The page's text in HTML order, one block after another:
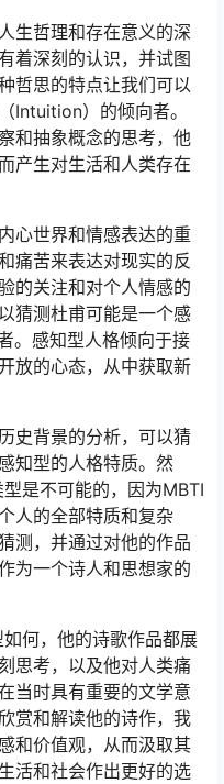
生哲理和存在意义的深
着深刻的认识，并试图
哲思的特点让我们可以
Intuition）的倾向者。
和抽象概念的思考，他
产生对生活和人类存在
心世界和情感表达的重
痛苦来表达对现实的反
的关注和对个人情感的
猜测杜甫可能是一个感
。感知型人格倾向于接
放的心态，从中获取新
史背景的分析，可以猜
知型的人格特质。然
是不可能的，因为MBTI
人的全部特质和复杂
测，并通过对他的作品
为一个诗人和思想家的
何，他的诗歌作品都展
思考，以及他对人类痛
当时具有重要的文学意
赏和解读他的诗作，我
和价值观，从而汲取其
活和社会作出更好的选